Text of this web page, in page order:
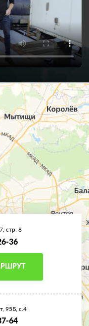
стр. 8
36
95Б, с.4
64